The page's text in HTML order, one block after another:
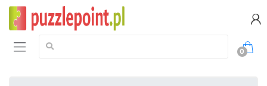
Szukaj:
0